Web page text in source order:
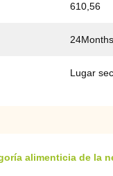
610,56
24Months
Lugar
alimenticia de la